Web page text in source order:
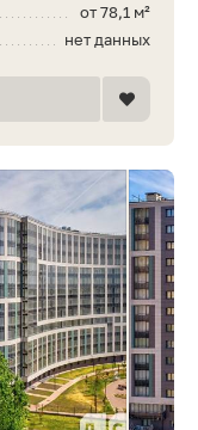
от 78,1 м²
нет данных